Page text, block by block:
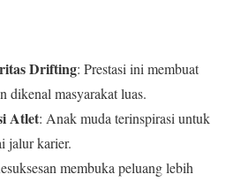
Drifting: Prestasi ini membuat
dikenal masyarakat luas.
Atlet: Anak muda terinspirasi untuk
jalur karier.
membuka peluang lebih